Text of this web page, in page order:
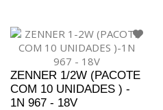
ZENNER 1/2W (PACOTE
COM 10 UNIDADES ) -
1N 967 - 18V